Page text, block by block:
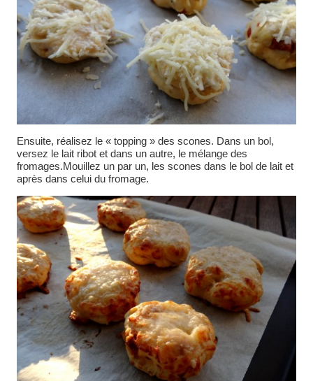
Ensuite, réalisez le « topping » des scones. Dans un bol,
versez le lait ribot et dans un autre, le mélange des
fromages.Mouillez un par un, les scones dans le bol de lait et
après dans celui du fromage.